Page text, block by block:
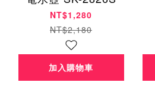
NT$1,280
NT$2,180
加入購物車